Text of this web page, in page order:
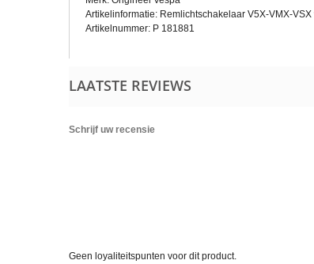
Artikelinformatie: Remlichtschakelaar V5X-VMX-
Artikelnummer: P 181881
LAATSTE REVIEWS
Schrijf uw recensie
Geen loyaliteitspunten voor dit product.